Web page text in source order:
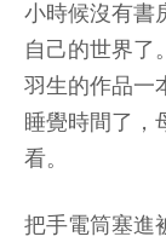
小時候沒有書
自己的世界了
羽生的作品一
睡覺時間了，
看。
把手電筒塞進